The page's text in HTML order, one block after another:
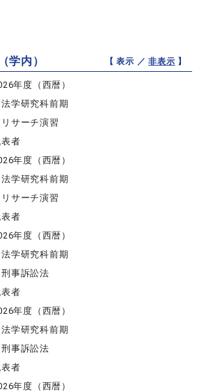
学内） 【 表示 ／非表示 】
年度（西暦）
法学研究科前期
リサーチ演習
者
年度（西暦）
法学研究科前期
リサーチ演習
者
年度（西暦）
法学研究科前期
刑事訴訟法
者
年度（西暦）
法学研究科前期
刑事訴訟法
者
年度（西暦）